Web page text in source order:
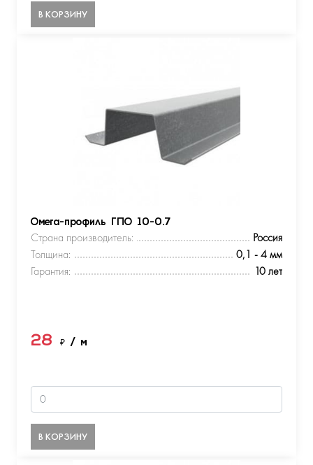
В КОРЗИНУ
Омега-профиль ГПО 10-0.7
Страна производитель:
Россия
Толщина:
0,1 - 4 мм
Гарантия:
10 лет
28 ₽ / м
В КОРЗИНУ